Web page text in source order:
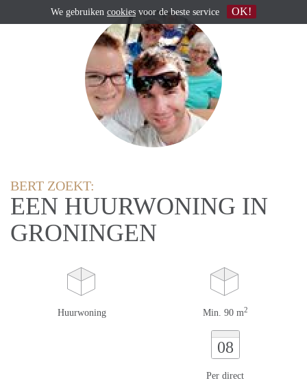
BERT ZOEKT:
EEN HUURWONING IN
GRONINGEN
Huurwoning Min. 90 m2
08
Per direct
We gebruiken cookies voor de beste service OK!